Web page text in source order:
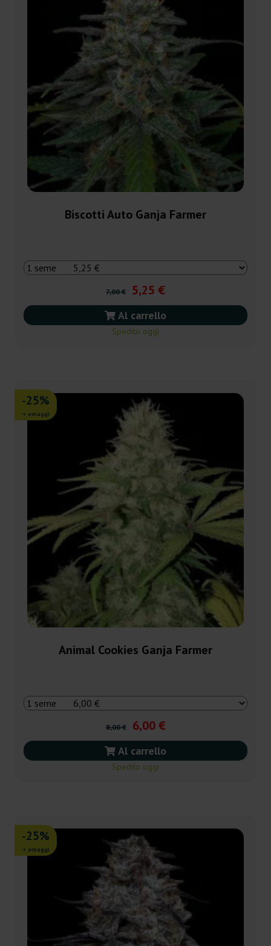
Biscotti Auto Ganja Farmer
7,00 € 5,25 €
Al carrello
Spedito oggi
-25%
+ omaggi
Animal Cookies Ganja Farmer
8,00 € 6,00 €
Al carrello
Spedito oggi
-25%
+ omaggi